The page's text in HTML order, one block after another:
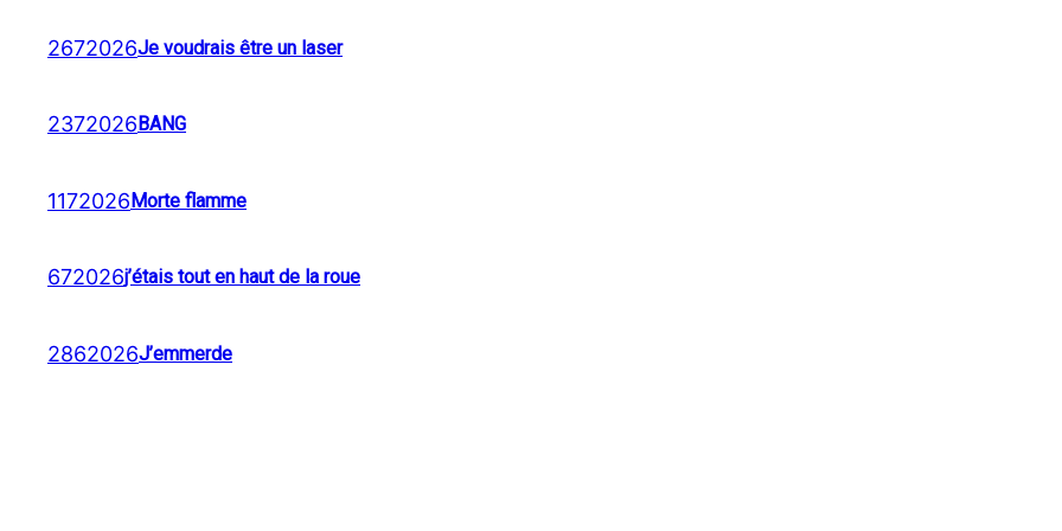
2672026Je voudrais être un laser
2372026BANG
1172026Morte flamme
672026j’étais tout en haut de la roue
2862026J’emmerde